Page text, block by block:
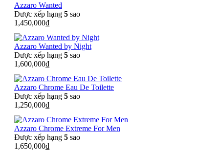
Azzaro Wanted
Được xếp hạng 5 sao
1,450,000₫
Azzaro Wanted by Night
Được xếp hạng 5 sao
1,600,000₫
Azzaro Chrome Eau De Toilette
Được xếp hạng 5 sao
1,250,000₫
Azzaro Chrome Extreme For Men
Được xếp hạng 5 sao
1,650,000₫